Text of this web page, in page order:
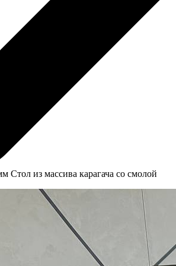
Стол из массива карагача со смолой